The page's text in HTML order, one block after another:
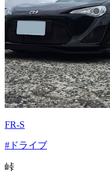
FR-S
#ドライブ
峠